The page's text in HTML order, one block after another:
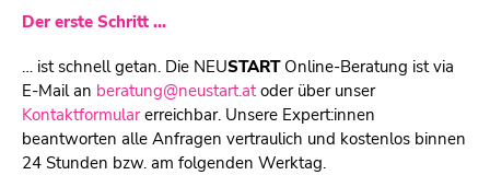
Der erste Schritt ...
… ist schnell getan. Die NEUSTARTOnline-Beratung ist via
E-Mail an beratung@neustart.atoder über unser
Kontaktformularerreichbar. Unsere Expert:innen
beantworten alle Anfragen vertraulich und kostenlos binnen
24 Stunden bzw. am folgenden Werktag.